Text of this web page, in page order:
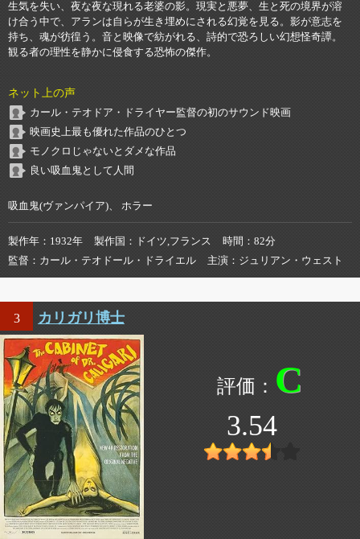
生気を失い、夜な夜な現れる老婆の影。現実と悪夢、生と死の境界が溶
け合う中で、アランは自らが生き埋めにされる幻覚を見る。影が意志を
持ち、魂が彷徨う。音と映像で紡がれる、詩的で恐ろしい幻想怪奇譚。
観る者の理性を静かに侵食する恐怖の傑作。
ネット上の声
カール・テオドア・ドライヤー監督の初のサウンド映画
映画史上最も優れた作品のひとつ
モノクロじゃないとダメな作品
良い吸血鬼として人間
吸血鬼(ヴァンパイア)、 ホラー
製作年 1932年 製作国 ドイツ,フランス 時間
82分
監督
カール・テオドール・ドライエル 主演 ジュリアン・ウェスト
3 カリガリ博士
C
3.54